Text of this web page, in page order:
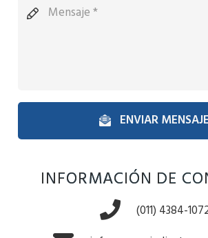
ENVIAR MENSAJE
INFORMACIÓN DE
(011) 4384-